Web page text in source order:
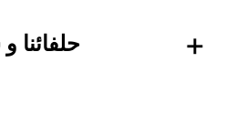
حلفائنا